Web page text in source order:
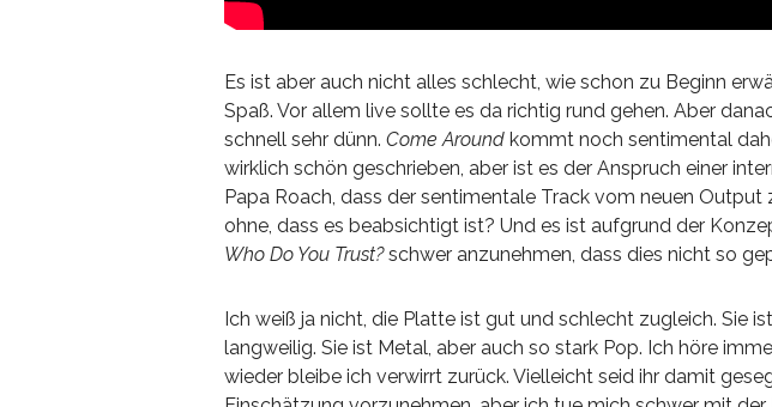
Es ist aber auch nicht alles schlecht, wie schon zu Beginn
Spaß. Vor allem live sollte es da richtig rund gehen. Aber
schnell sehr dünn. Come Around kommt noch sentimental
wirklich schön geschrieben, aber ist es der Anspruch einer
Papa Roach, dass der sentimentale Track vom neuen Output
ohne, dass es beabsichtigt ist? Und es ist aufgrund der
Who Do You Trust?schwer anzunehmen, dass dies nicht so
Ich weiß ja nicht, die Platte ist gut und schlecht zugleich. Sie
langweilig. Sie ist Metal, aber auch so stark Pop. Ich höre
wieder bleibe ich verwirrt zurück. Vielleicht seid ihr damit